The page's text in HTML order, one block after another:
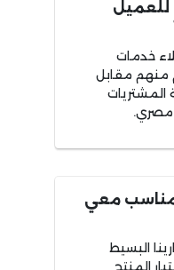
للعميل
خدمات
منهم مقابل
معي
البسيط
المنتج